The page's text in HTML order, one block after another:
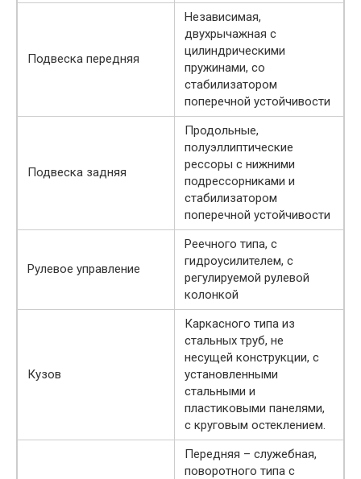
Подвеска передняя
Независимая,
двухрычажная с
цилиндрическими
пружинами, со
стабилизатором
поперечной устойчивости
Подвеска задняя
Продольные,
полуэллиптические
рессоры с нижними
подрессорниками и
стабилизатором
поперечной устойчивости
Рулевое управление
Реечного типа, с
гидроусилителем, с
регулируемой рулевой
колонкой
Кузов
Каркасного типа из
стальных труб, не
несущей конструкции, с
установленными
стальными и
пластиковыми панелями,
с круговым остеклением.
Передняя – служебная,
поворотного типа с